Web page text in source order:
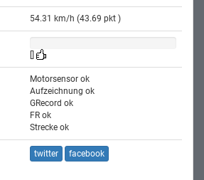
54.31 km/h (43.69 pkt )
Motorsensor ok
Aufzeichnung ok
GRecord ok
FR ok
Strecke ok
twitter facebook